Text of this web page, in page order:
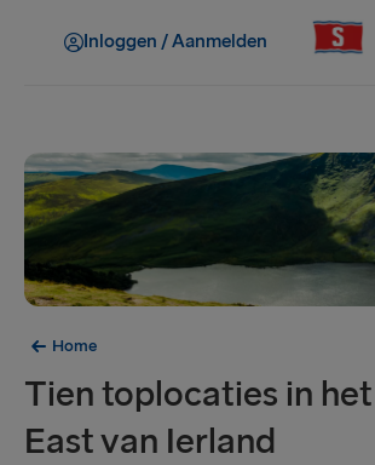
Inloggen / Aanmelden
Home
Tien toplocaties in
East van Ierland